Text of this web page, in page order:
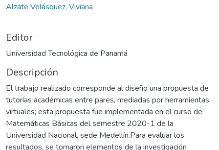
Alzate Velásquez, Viviana
Editor
Universidad Tecnológica de Panamá
Descripción
El trabajo realizado corresponde al diseño una propuesta de
tutorías académicas entre pares, mediadas por herramientas
virtuales; esta propuesta fue implementada en el curso de
Matemáticas Básicas del semestre 2020-1 de la
Universidad Nacional, sede Medellín.Para evaluar los
resultados, se tomaron elementos de la investigación